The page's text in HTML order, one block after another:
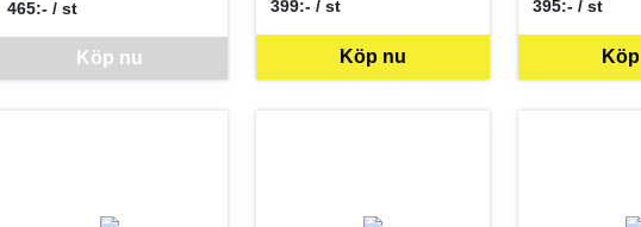
Denna vara går inte att beställa via webben just nu, vänligen kontakta butiken för mer
Köp nu
465:- / st
SEK per ST
Köp nu
399:- / st
SEK per ST 395:- / st
SEK per ST